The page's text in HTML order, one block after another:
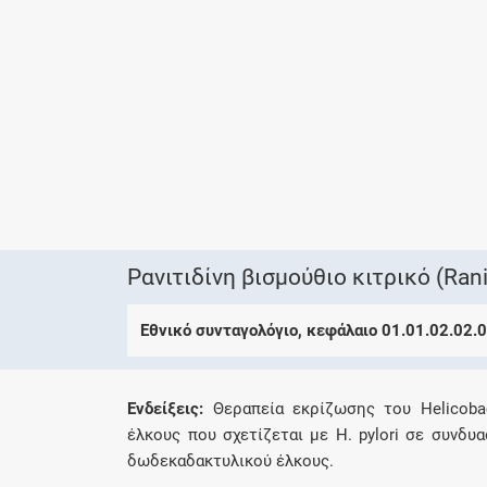
Ρανιτιδίνη βισμούθιο κιτρικό
Εθνικό συνταγολόγιο, κεφάλαιο
Eνδείξεις: Θεραπεία εκρίζωσης του
έλκους που σχετίζεται με H. pylori σε
δωδεκαδακτυλικού έλκους.